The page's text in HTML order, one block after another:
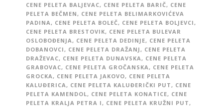
CENE PELETA BALJEVAC, CENE PELETA BARIČ, CENE
PELETA BEČMEN , CENE PELETA BELIMARKOVIĆEVA
PADINA , CENE PELETA BOLEČ, CENE PELETA BOLJEVCI ,
CENE PELETA BRESTOVIK, CENE PELETA BULEVAR
OSLOBOĐENJA , CENE PELETA DEDINJE, CENE PELETA
DOBANOVCI , CENE PELETA DRAŽANJ , CENE PELETA
DRAŽEVAC, CENE PELETA DUNAVSKA , CENE PELETA
GRABOVAC, CENE PELETA GROČANSKA , CENE PELETA
GROCKA , CENE PELETA JAKOVO, CENE PELETA
KALUĐERICA , CENE PELETA KALUĐERIČKI PUT , CENE
PELETA KAMENDOL, CENE PELETA KONATICE, CENE
PELETA KRALJA PETRA I , CENE PELETA KRUŽNI PUT ,